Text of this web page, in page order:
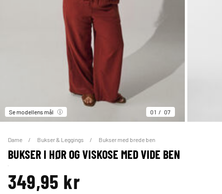
Se modellens mål 01 07
Dame Bukser & Leggings Bukser med brede ben
BUKSER I HØR OG VISKOSE MED VIDE BEN
349,95 kr